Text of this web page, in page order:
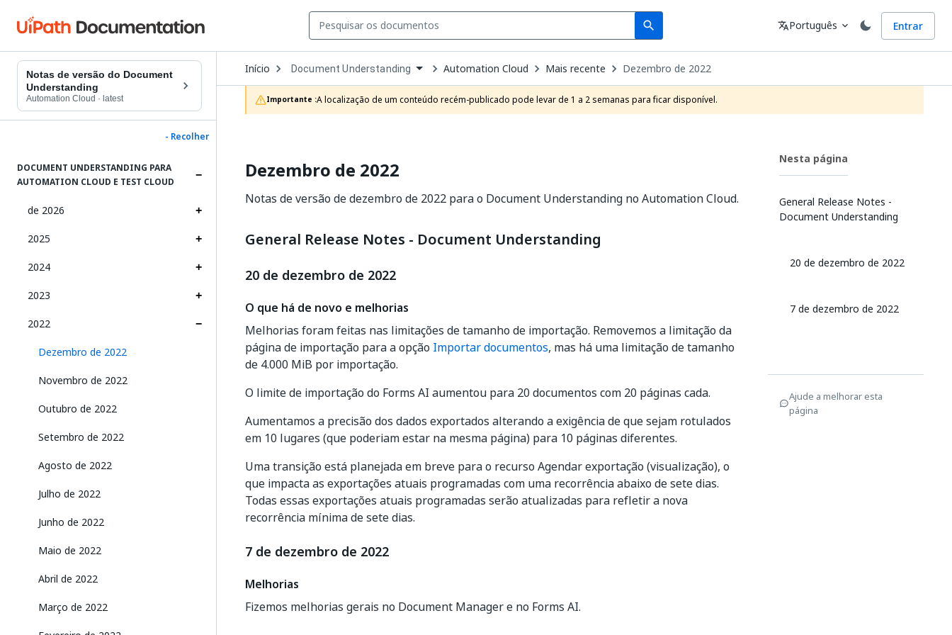
search
Search Idioma
translatePortuguês expand_more Entrar
Notas de versão do Document
Understanding
Automation Cloud · latest
- Recolher
DOCUMENT UNDERSTANDING PARA
AUTOMATION CLOUD E TEST CLOUD
de 2026
2025
2024
2023
2022
Dezembro de 2022
Novembro de 2022
Outubro de 2022
Setembro de 2022
Agosto de 2022
Julho de 2022
Junho de 2022
Maio de 2022
Abril de 2022
Março de 2022
Início Open
Dropdown
to
choose
product
Document Understanding Automation Cloud Mais recente Dezembro de 2022
Importante :A localização de um conteúdo recém-publicado pode levar de 1 a 2 semanas para ficar disponível.
Dezembro de 2022
Notas de versão de dezembro de 2022 para o Document Understanding no Automation Cloud.
General Release Notes - Document Understanding
20 de dezembro de 2022
O que há de novo e melhorias
Melhorias foram feitas nas limitações de tamanho de importação. Removemos a limitação da
página de importação para a opção Importar documentos, mas há uma limitação de tamanho
de 4.000 MiB por importação.
O limite de importação do Forms AI aumentou para 20 documentos com 20 páginas cada.
Aumentamos a precisão dos dados exportados alterando a exigência de que sejam rotulados
em 10 lugares (que poderiam estar na mesma página) para 10 páginas diferentes.
Uma transição está planejada em breve para o recurso Agendar exportação (visualização), o
que impacta as exportações atuais programadas com uma recorrência abaixo de sete dias.
Todas essas exportações atuais programadas serão atualizadas para refletir a nova
recorrência mínima de sete dias.
7 de dezembro de 2022
Melhorias
Fizemos melhorias gerais no Document Manager e no Forms AI.
Nesta página
General Release Notes -
Document Understanding
20 de dezembro de 2022
7 de dezembro de 2022
Ajude a melhorar esta
página